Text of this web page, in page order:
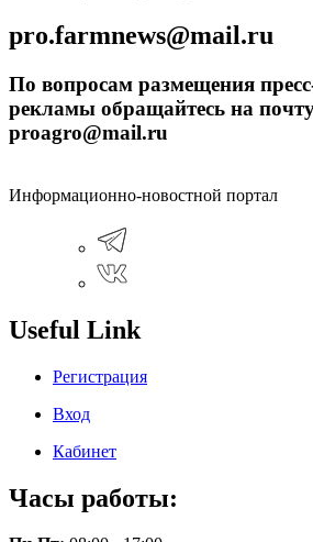
pro.farmnews@mail.ru
По вопросам размещения
рекламы обращайтесь на
proagro@mail.ru
Информационно-новостной портал
Useful Link
Регистрация
Вход
Кабинет
Часы работы: